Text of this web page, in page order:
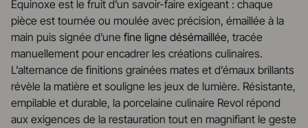
Equinoxe est le fruit d’un savoir-faire exigeant : chaque
pièce est tournée ou moulée avec précision, émaillée à la
main puis signée d’une fine ligne désémaillée, tracée
manuellement pour encadrer les créations culinaires.
L’alternance de finitions grainées mates et d’émaux brillants
révèle la matière et souligne les jeux de lumière. Résistante,
empilable et durable, la porcelaine culinaire Revol répond
aux exigences de la restauration tout en magnifiant le geste